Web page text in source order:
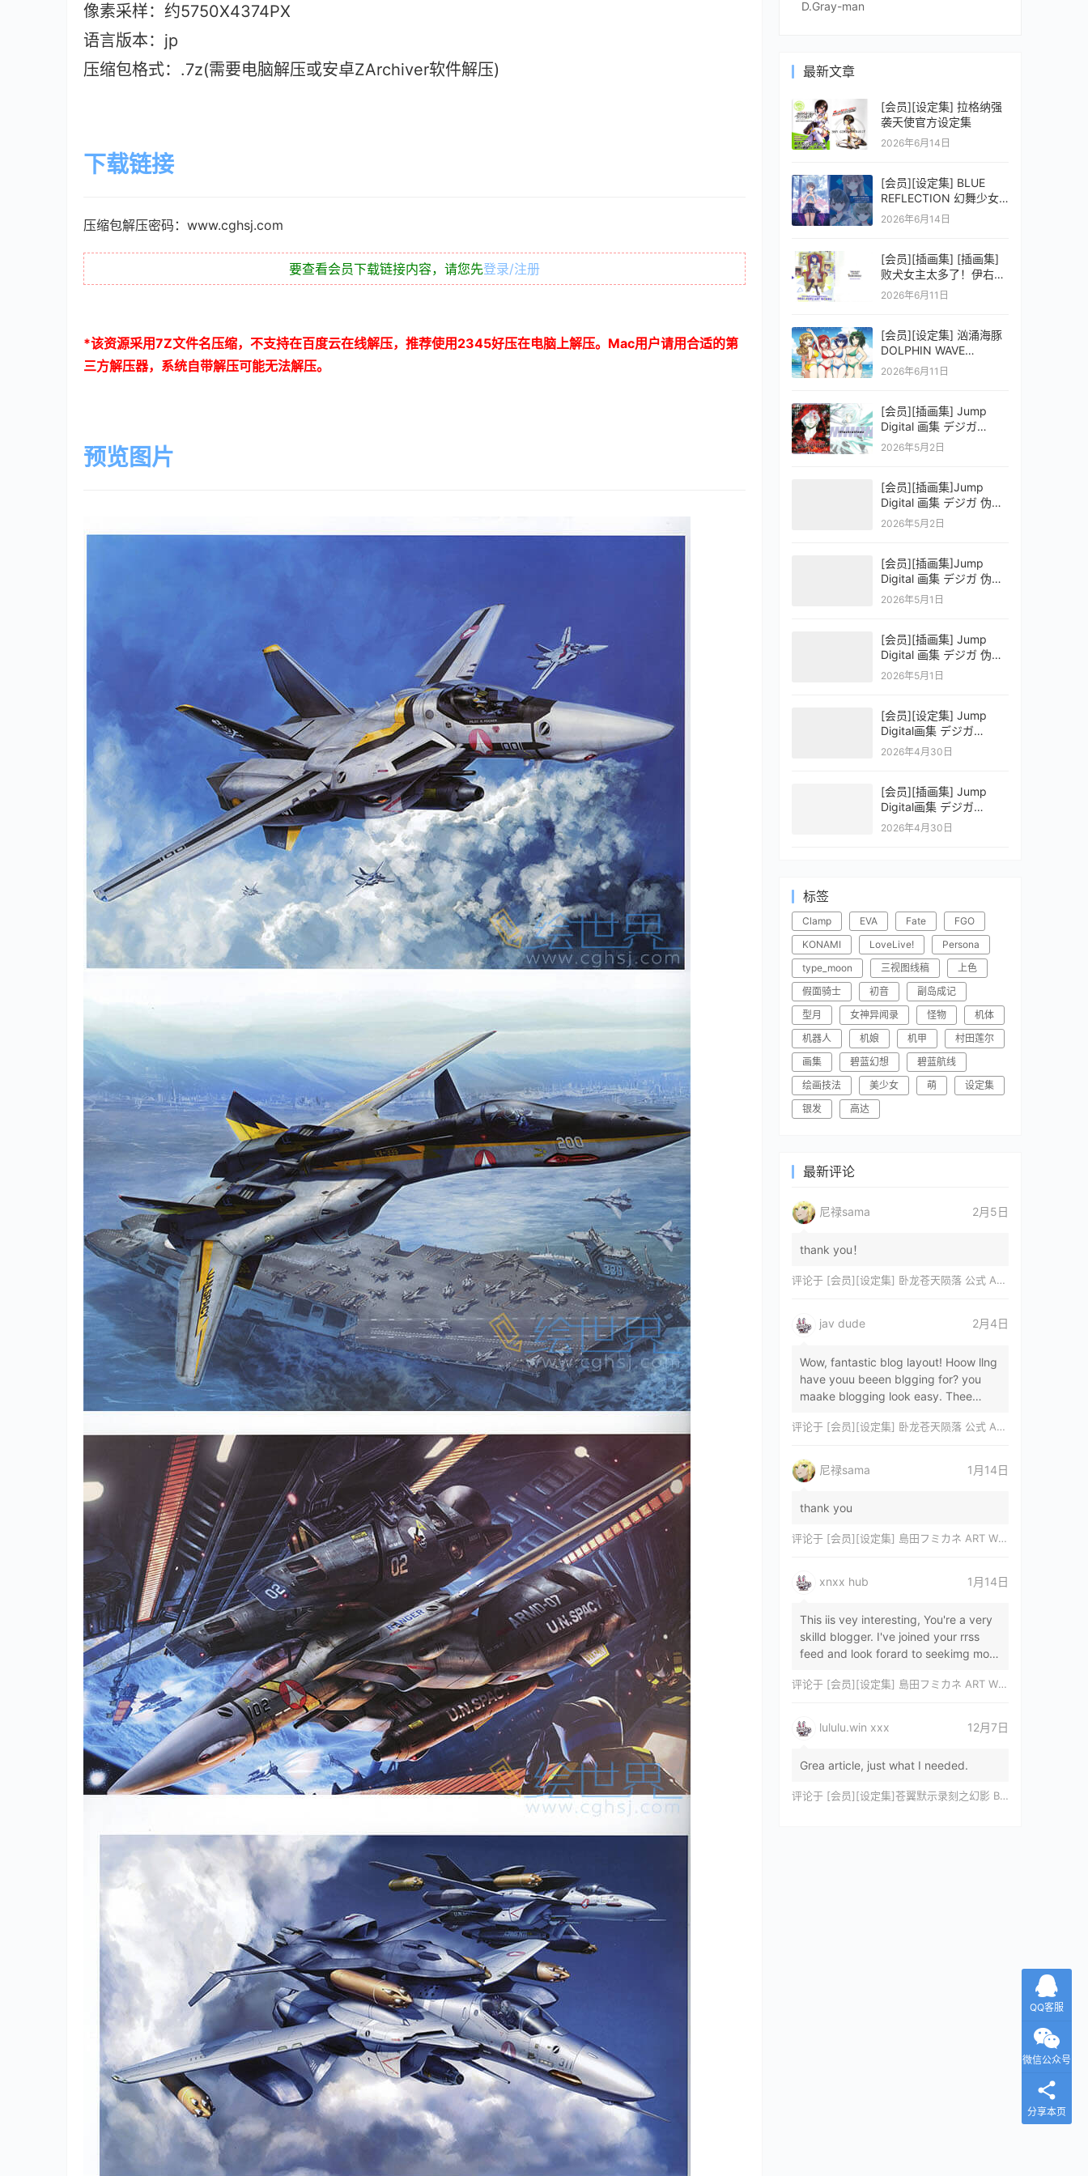
像素采样：约5750X4374PX
语言版本：jp
压缩包格式：.7z(需要电脑解压或安卓ZArchiver软件解压)
下载链接
压缩包解压密码：www.cghsj.com
要查看会员下载链接内容，请您先登录/注册
*该资源采用7Z文件名压缩，不支持在百度云在线解压，推荐使用 2345好压在电脑上解压。 Mac用户请用合适的第
三方解压器，系统自带解压可能无法解压。
预览图片
D.Gray-man
最新文章
[会员][设定集] 拉格纳强
袭天使官方设定集
2026年6月14日
[会员][设定集] BLUE
REFLECTION 幻舞少女
之剑公式ビジュアルコレ
2026年6月14日
[会员][插画集] [插画集]
败犬女主太多了！伊右群
ARTWORKS
2026年6月11日
[会员][设定集] 汹涌海豚
DOLPHIN WAVE
OFFICIAL VISUAL
2026年6月11日
[会员][插画集] Jump
Digital 画集 デジガ
D.Gray-man
2026年5月2日
[会员][插画集]Jump
Digital 画集 デジガ 伪恋
ニセコイ 3
2026年5月2日
[会员][插画集]Jump
Digital 画集 デジガ 伪恋
ニセコイ 2
2026年5月1日
[会员][插画集] Jump
Digital 画集 デジガ 伪恋
ニセコイ 1
2026年5月1日
[会员][设定集] Jump
Digital画集 デジガ
CLAYMORE 2
2026年4月30日
[会员][插画集] Jump
Digital画集 デジガ
CLAYMORE 1
2026年4月30日
标签
Clamp EVA Fate
FGO
KONAMI
LoveLive!
Persona
type_moon
三视图线稿
上色
假面骑士
初音
副岛成记
型月
女神异闻录 怪物
机体
机器人
机娘 机甲
村田莲尔
画集
碧蓝幻想
碧蓝航线
绘画技法
美少女 萌
设定集
银发
高达
最新评论
尼禄sama 2月5日
thank you！
评论于 [会员][设定集] 卧龙苍天陨落 公式 ARTWORKS[DL]
jav dude 2月4日
Wow, fantastic blog layout! Hoow llng
have youu beeen blgging for? you
maake blogging look easy. Thee
magnificent, let…
评论于 [会员][设定集] 卧龙苍天陨落 公式 ARTWORKS[DL]
尼禄sama 1月14日
thank you
评论于 [会员][设定集] 島田フミカネ ART WORKS EXTRA Luminous Witches[DL]
xnxx hub 1月14日
This iis vey interesting, You're a very
skilld blogger. I've joined your rrss
feed and look forard to seekimg mor
评论于 [会员][设定集] 島田フミカネ ART WORKS EXTRA Luminous Witches[DL]
lululu.win xxx 12月7日
Grea article, just what I needed.
评论于 [会员][设定集]苍翼默示录刻之幻影 BLAZBLUE CHRONOPHANTASMA 公式設定資料集II
QQ客服
微信公众号
分享本页